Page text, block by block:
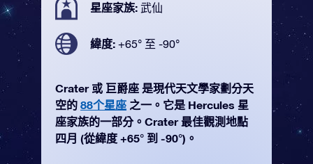
星座家族: 武仙
緯度: +65° 至 -90°
Crater 或 巨爵座 是現代天文學家劃分天
空的 88个星座 之一。它是 Hercules 星
座家族的一部分。Crater 最佳觀測地點
四月 (從緯度 +65° 到 -90°)。